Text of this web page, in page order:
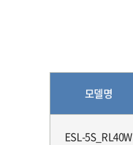
모델명
ESL-5S_RL40W